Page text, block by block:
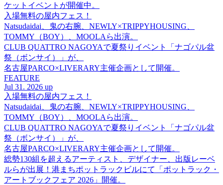
ケットイベントが開催中。
入場無料の屋内フェス！
Natsudaidai、鬼の右腕、NEWLY×TRIPPYHOUSING、
TOMMY（BOY）、MOOLAら出演。
CLUB QUATTRO NAGOYAで夏祭りイベント「ナゴパル盆
祭（ボンサイ）」が、
名古屋PARCO×LIVERARY主催企画として開催。
FEATURE
Jul 31. 2026 up
入場無料の屋内フェス！
Natsudaidai、鬼の右腕、NEWLY×TRIPPYHOUSING、
TOMMY（BOY）、MOOLAら出演。
CLUB QUATTRO NAGOYAで夏祭りイベント「ナゴパル盆
祭（ボンサイ）」が、
名古屋PARCO×LIVERARY主催企画として開催。
総勢130組を超えるアーティスト、デザイナー、出版レーベ
ルらが出展！港まちポットラックビルにて「ポットラック・
アートブックフェア 2026」開催。